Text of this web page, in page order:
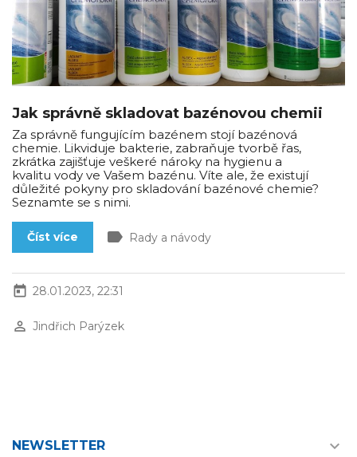
Jak správně skladovat bazénovou chemii
Za správně fungujícím bazénem stojí bazénová
chemie. Likviduje bakterie, zabraňuje tvorbě řas,
zkrátka zajišťuje veškeré nároky na hygienu a
kvalitu vody ve Vašem bazénu. Víte ale, že existují
důležité pokyny pro skladování bazénové chemie?
Seznamte se s nimi.
Číst více label Rady a návody
today 28.01.2023, 22:31
perm_identity Jindřich Parýzek
NEWSLETTER 